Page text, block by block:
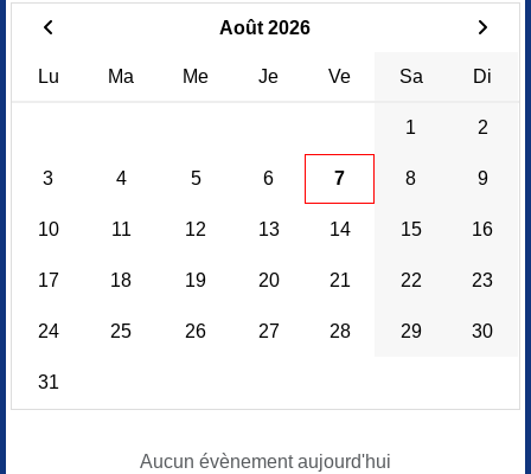
Août 2026
Lu Ma Me Je Ve Sa Di
1 2
3 4 5 6 7 8 9
10 11 12 13 14 15 16
17 18 19 20 21 22 23
24 25 26 27 28 29 30
31
Aucun évènement aujourd'hui